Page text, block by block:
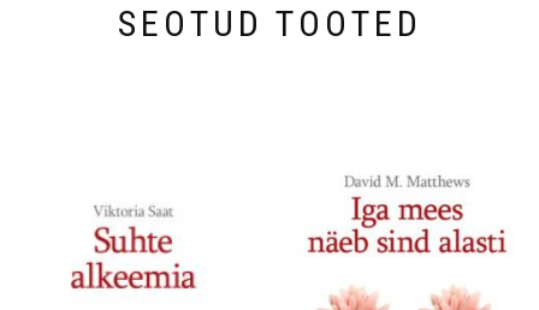
SEOTUD TOOTED